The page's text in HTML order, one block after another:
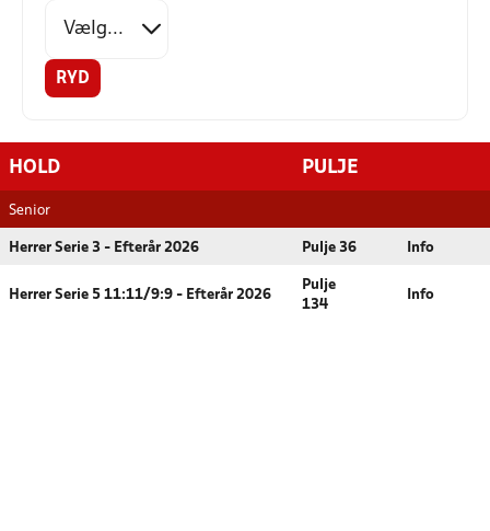
RYD
HOLD PULJE
Senior
Herrer Serie 3 - Efterår 2026 Pulje 36 Info
Herrer Serie 5 11:11/9:9 - Efterår 2026
Pulje
134
Info